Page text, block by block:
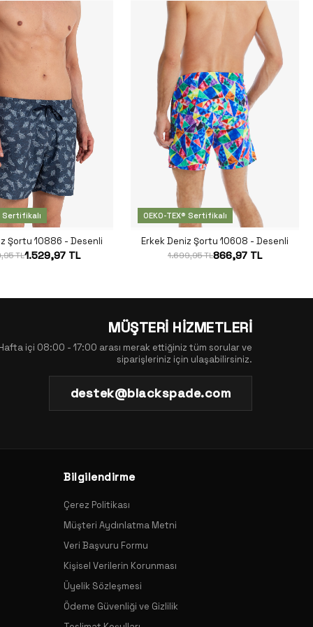
Sertifikalı
Şortu 10886 - Desenli
TL1.529,97 TL
OEKO-TEX® Sertifikalı
Erkek Deniz Şortu 10608 - Desenli
1.699,95 TL866,97 TL
MÜŞTERİ HİZMETLERİ
içi 08:00 - 17:00 arası merak ettiğiniz tüm sorular ve
siparişleriniz için ulaşabilirsiniz.
destek@blackspade.com
Bilgilendirme
Çerez Politikası
Müşteri Aydınlatma Metni
Veri Başvuru Formu
Kişisel Verilerin Korunması
Üyelik Sözleşmesi
Ödeme Güvenliği ve Gizlilik